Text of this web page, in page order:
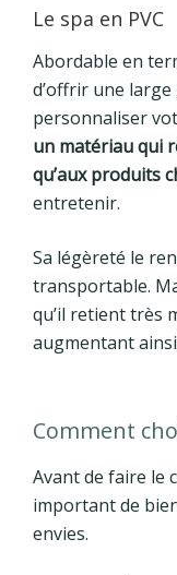
Le spa en PVC
Abordable en
d’offrir une
personnaliser
un matériau qui
qu’aux produits
entretenir.
Sa légèreté le
transportable.
qu’il retient très
augmentant
Comment
Avant de faire le
important de
envies.